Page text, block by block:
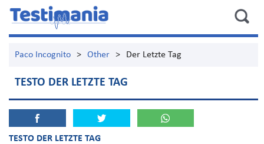
Paco Incognito > Other > Der Letzte Tag
TESTO DER LETZTE TAG
TESTO DER LETZTE TAG